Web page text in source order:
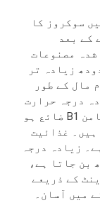
سوکروز کا
کے بعد
شدہ مصنوعات
زیادہ تر
مال کے طور
درجہ حرارت
سے جراثیم سے پاک ہو جاتا ہے، اور وٹامن B1 ضائع ہو
غذائیت
زیادہ درجہ
بن جاتا ہے،
کے ذریعے
میں آسان۔